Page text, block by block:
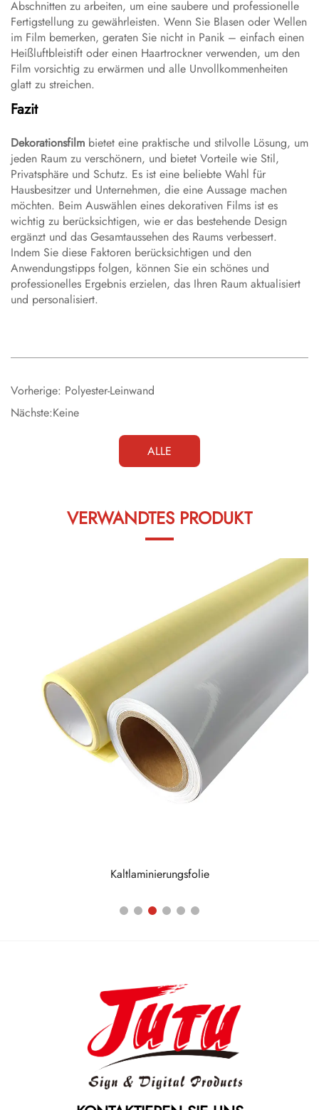
Abschnitten zu arbeiten, um eine saubere und professionelle
Fertigstellung zu gewährleisten. Wenn Sie Blasen oder Wellen
im Film bemerken, geraten Sie nicht in Panik – einfach einen
Heißluftbleistift oder einen Haartrockner verwenden, um den
Film vorsichtig zu erwärmen und alle Unvollkommenheiten
glatt zu streichen.
Fazit
Dekorationsfilm bietet eine praktische und stilvolle Lösung, um
jeden Raum zu verschönern, und bietet Vorteile wie Stil,
Privatsphäre und Schutz. Es ist eine beliebte Wahl für
Hausbesitzer und Unternehmen, die eine Aussage machen
möchten. Beim Auswählen eines dekorativen Films ist es
wichtig zu berücksichtigen, wie er das bestehende Design
ergänzt und das Gesamtaussehen des Raums verbessert.
Indem Sie diese Faktoren berücksichtigen und den
Anwendungstipps folgen, können Sie ein schönes und
professionelles Ergebnis erzielen, das Ihren Raum aktualisiert
und personalisiert.
Vorherige: Polyester-Leinwand
Nächste:Keine
ALLE
VERWANDTES PRODUKT
Kaltlaminierungsfolie